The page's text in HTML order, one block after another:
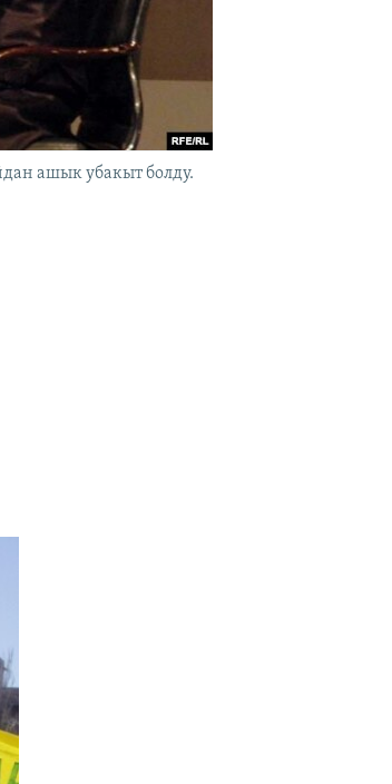
ашык убакыт болду.